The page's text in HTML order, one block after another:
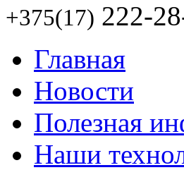
+375(17) 222-
Главная
Новости
Полезная
Наши